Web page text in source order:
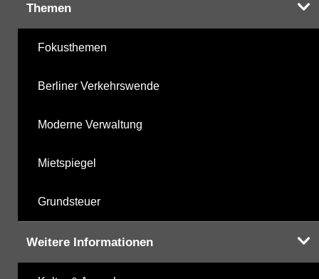
Themen
Fokusthemen
Berliner Verkehrswende
Moderne Verwaltung
Mietspiegel
Grundsteuer
Weitere Informationen